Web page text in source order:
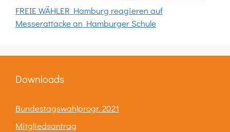
FREIE WÄHLER Hamburg reagieren auf
Messerattacke an Hamburger Schule
Downloads
Bundestagswahlprogr. 2021
Mitgliedsantrag